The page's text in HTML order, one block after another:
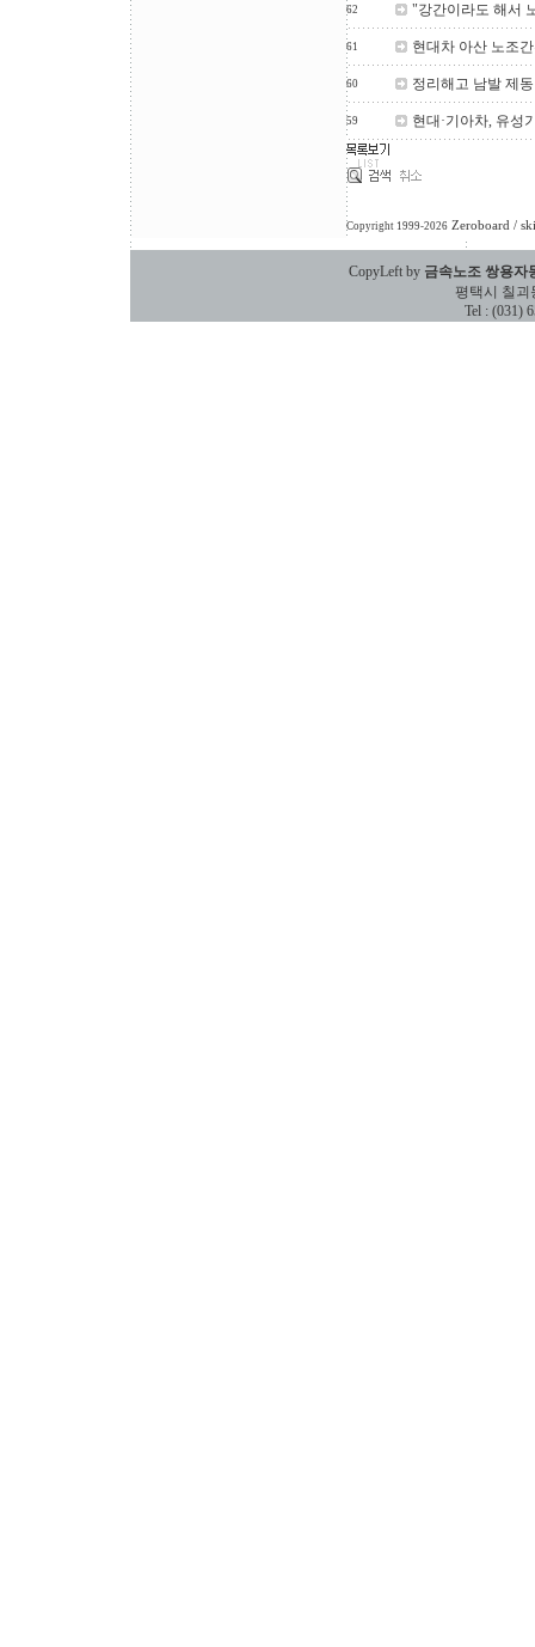
62 "강간이라도 해서
61 현대차 아산 노조
60 정리해고 남발 제
59 현대·기아차, 유성
Copyright 1999-2026 Zeroboard /
CopyLeft by 금속노조 쌍용자
평택시 칠괴동
Tel : (031)